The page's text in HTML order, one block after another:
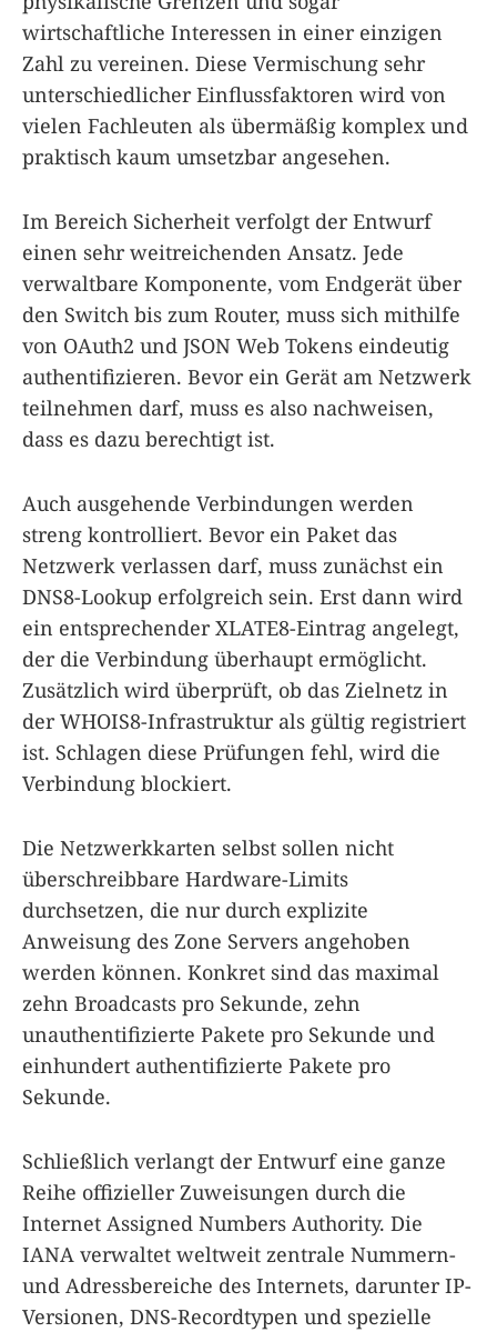
wirtschaftliche Interessen in einer einzigen
Zahl zu vereinen. Diese Vermischung sehr
unterschiedlicher Einflussfaktoren wird von
vielen Fachleuten als übermäßig komplex und
praktisch kaum umsetzbar angesehen.
Im Bereich Sicherheit verfolgt der Entwurf
einen sehr weitreichenden Ansatz. Jede
verwaltbare Komponente, vom Endgerät über
den Switch bis zum Router, muss sich mithilfe
von OAuth2 und JSON Web Tokens eindeutig
authentifizieren. Bevor ein Gerät am Netzwerk
teilnehmen darf, muss es also nachweisen,
dass es dazu berechtigt ist.
Auch ausgehende Verbindungen werden
streng kontrolliert. Bevor ein Paket das
Netzwerk verlassen darf, muss zunächst ein
DNS8-Lookup erfolgreich sein. Erst dann wird
ein entsprechender XLATE8-Eintrag angelegt,
der die Verbindung überhaupt ermöglicht.
Zusätzlich wird überprüft, ob das Zielnetz in
der WHOIS8-Infrastruktur als gültig registriert
ist. Schlagen diese Prüfungen fehl, wird die
Verbindung blockiert.
Die Netzwerkkarten selbst sollen nicht
überschreibbare Hardware-Limits
durchsetzen, die nur durch explizite
Anweisung des Zone Servers angehoben
werden können. Konkret sind das maximal
zehn Broadcasts pro Sekunde, zehn
unauthentifizierte Pakete pro Sekunde und
einhundert authentifizierte Pakete pro
Sekunde.
Schließlich verlangt der Entwurf eine ganze
Reihe offizieller Zuweisungen durch die
Internet Assigned Numbers Authority. Die
IANA verwaltet weltweit zentrale Nummern-
und Adressbereiche des Internets, darunter IP-
Versionen, DNS-Recordtypen und spezielle